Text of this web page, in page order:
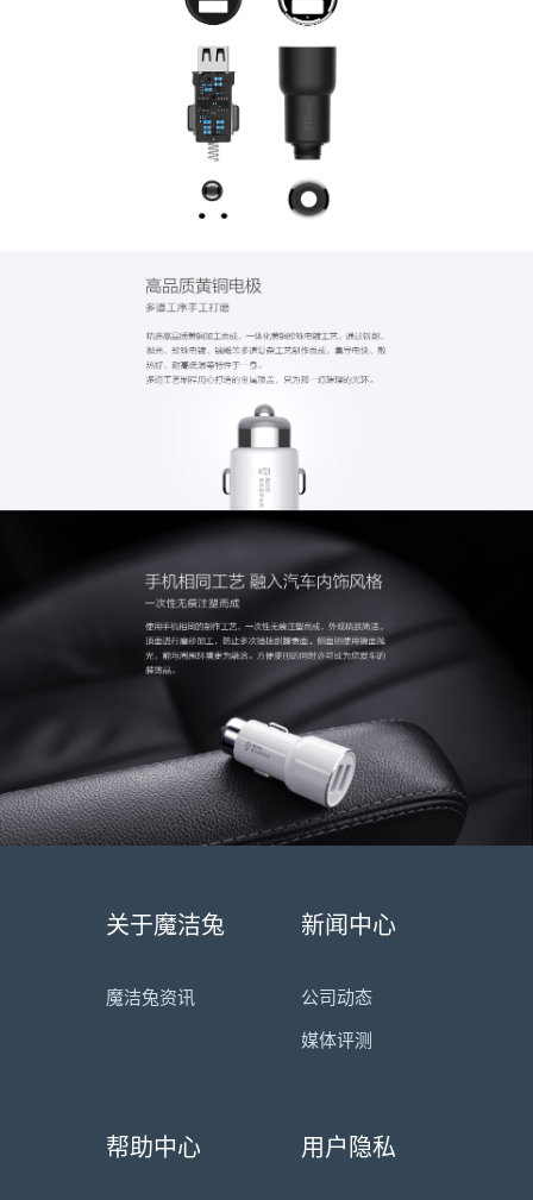
关于魔洁兔
魔洁兔资讯
新闻中心
公司动态
媒体评测
帮助中心 用户隐私